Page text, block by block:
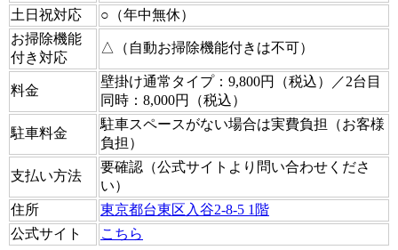
土日祝対応
○（年中無休）
お掃除機能
付き対応
△（自動お掃除機能付きは不可）
料金
壁掛け通常タイプ：9,800円（税込）／2台目
同時：8,000円（税込）
駐車料金
駐車スペースがない場合は実費負担（お客様
負担）
支払い方法
要確認（公式サイトより問い合わせくださ
い）
住所
東京都台東区入谷2-8-5 1階
公式サイト
こちら